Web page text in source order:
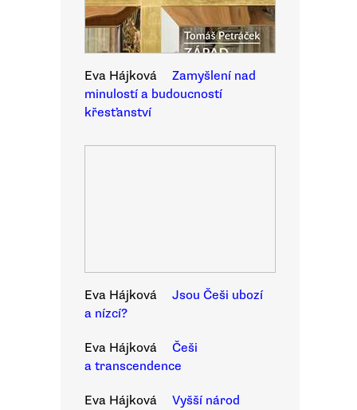
Eva Hájková
Zamyšlení nad
minulostí a budoucností
křesťanství
Eva Hájková
Jsou Češi ubozí
a nízcí?
Eva Hájková
Češi
a transcendence
Eva Hájková
Vyšší národ